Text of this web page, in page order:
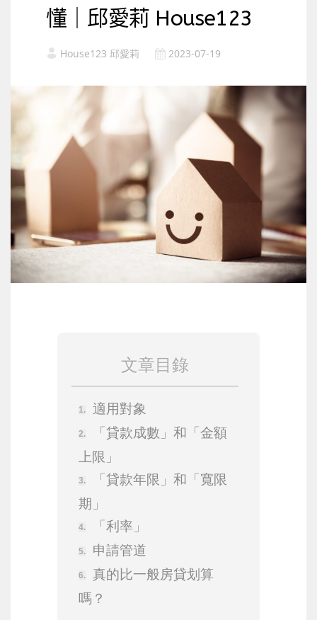
懂｜邱愛莉 House123
House123 邱愛莉 2023-07-19
文章目錄
適用對象
「貸款成數」和「金額
上限」
「貸款年限」和「寬限
期」
「利率」
申請管道
真的比一般房貸划算
嗎？